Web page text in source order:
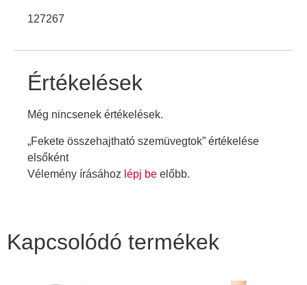
127267
Értékelések
Még nincsenek értékelések.
„Fekete összehajtható szemüvegtok” értékelése
elsőként
Vélemény írásához lépj be előbb.
Kapcsolódó termékek